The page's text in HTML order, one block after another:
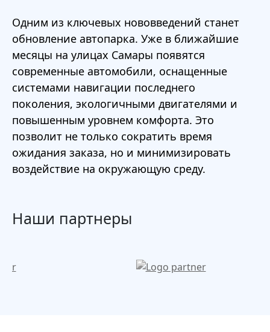
Одним из ключевых нововведений станет
обновление автопарка. Уже в ближайшие
месяцы на улицах Самары появятся
современные автомобили, оснащенные
системами навигации последнего
поколения, экологичными двигателями и
повышенным уровнем комфорта. Это
позволит не только сократить время
ожидания заказа, но и минимизировать
воздействие на окружающую среду.
Наши партнеры